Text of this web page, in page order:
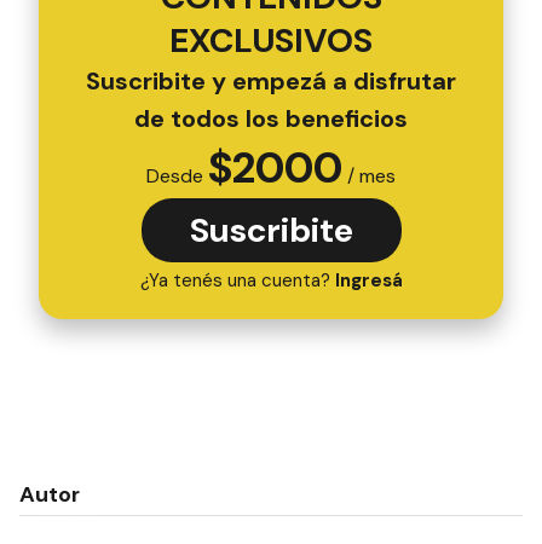
EXCLUSIVOS
Suscribite y empezá a disfrutar
de todos los beneficios
Desde $2000 / mes
Suscribite
¿Ya tenés una cuenta? Ingresá
Autor